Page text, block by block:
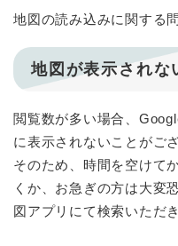
地図の読み込みに関する
地図が表示されな
閲覧数が多い場合、
に表示されないことがご
そのため、時間を空けて
くか、お急ぎの方は大変
図アプリにて検索いただ